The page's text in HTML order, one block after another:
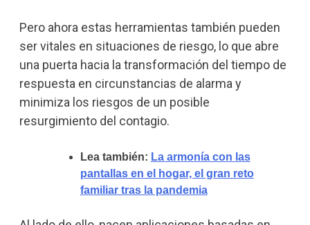
Pero ahora estas herramientas también pueden
ser vitales en situaciones de riesgo, lo que abre
una puerta hacia la transformación del tiempo de
respuesta en circunstancias de alarma y
minimiza los riesgos de un posible
resurgimiento del contagio.
Lea también: La armonía con las
pantallas en el hogar, el gran reto
familiar tras la pandemia